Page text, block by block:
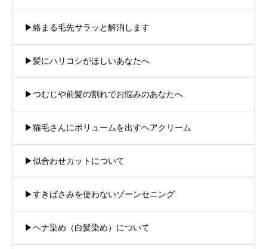
▶︎絡まる毛先サラッと解消します
▶︎髪にハリコシがほしいあなたへ
▶︎つむじや前髪の割れでお悩みのあなたへ
▶︎猫毛さんにボリュームを出すヘアクリーム
▶︎似合わせカットについて
▶︎すきばさみを使わないゾーンセニング
▶︎ヘナ染め（白髪染め）について